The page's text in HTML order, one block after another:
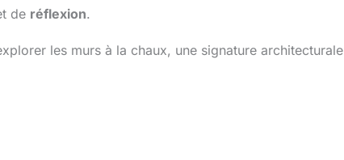
de réflexion.
les murs à la chaux, une signature architecturale